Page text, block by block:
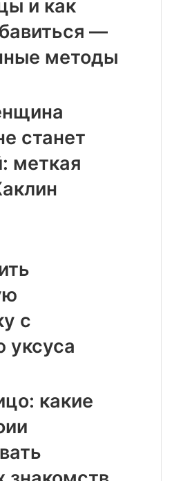
и как
—
методы
станет
меткая
с
какие